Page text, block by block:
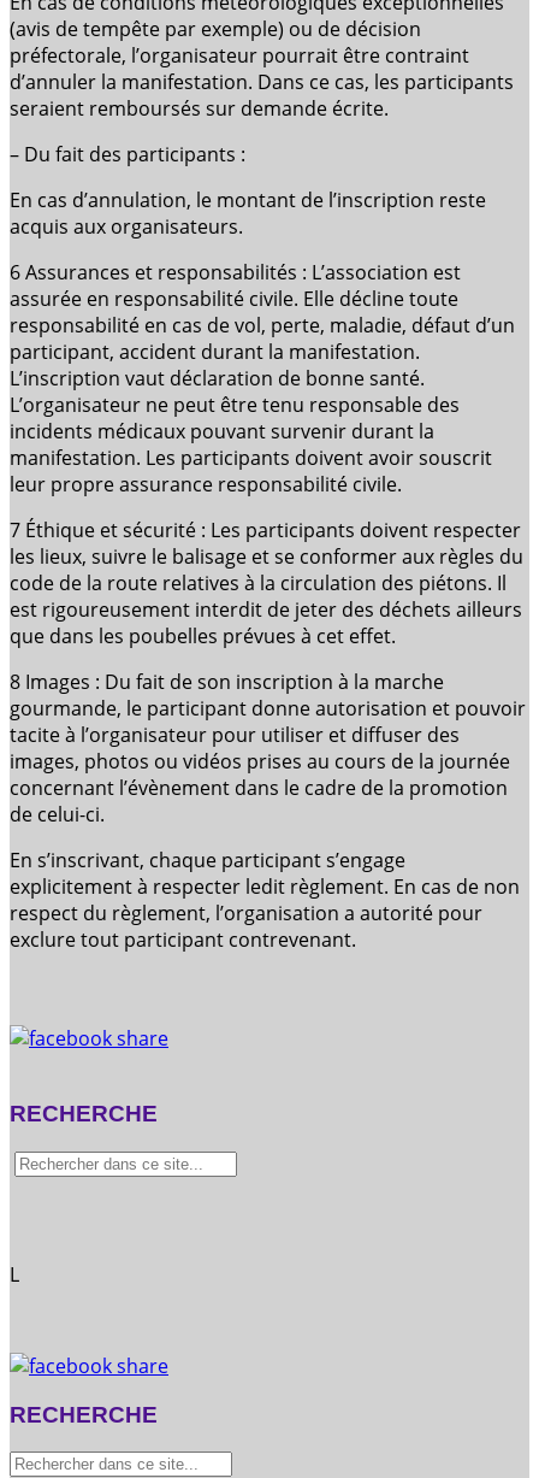
(avis de tempête par exemple) ou de décision
préfectorale, l’organisateur pourrait être contraint
d’annuler la manifestation. Dans ce cas, les participants
seraient remboursés sur demande écrite.
– Du fait des participants :
En cas d’annulation, le montant de l’inscription reste
acquis aux organisateurs.
6 Assurances et responsabilités : L’association est
assurée en responsabilité civile. Elle décline toute
responsabilité en cas de vol, perte, maladie, défaut d’un
participant, accident durant la manifestation.
L’inscription vaut déclaration de bonne santé.
L’organisateur ne peut être tenu responsable des
incidents médicaux pouvant survenir durant la
manifestation. Les participants doivent avoir souscrit
leur propre assurance responsabilité civile.
7 Éthique et sécurité : Les participants doivent respecter
les lieux, suivre le balisage et se conformer aux règles du
code de la route relatives à la circulation des piétons. Il
est rigoureusement interdit de jeter des déchets ailleurs
que dans les poubelles prévues à cet effet.
8 Images : Du fait de son inscription à la marche
gourmande, le participant donne autorisation et pouvoir
tacite à l’organisateur pour utiliser et diffuser des
images, photos ou vidéos prises au cours de la journée
concernant l’évènement dans le cadre de la promotion
de celui-ci.
En s’inscrivant, chaque participant s’engage
explicitement à respecter ledit règlement. En cas de non
respect du règlement, l’organisation a autorité pour
exclure tout participant contrevenant.
RECHERCHE
L
RECHERCHE